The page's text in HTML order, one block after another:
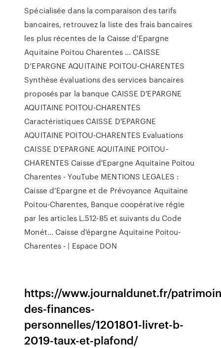
Spécialisée dans la comparaison des tarifs
bancaires, retrouvez la liste des frais bancaires
les plus récentes de la Caisse d'Epargne
Aquitaine Poitou Charentes ... CAISSE
D’EPARGNE AQUITAINE POITOU-CHARENTES
Synthèse évaluations des services bancaires
proposés par la banque CAISSE D'EPARGNE
AQUITAINE POITOU-CHARENTES
Caractéristiques CAISSE D'EPARGNE
AQUITAINE POITOU-CHARENTES Evaluations
CAISSE D'EPARGNE AQUITAINE POITOU-
CHARENTES Caisse d'Epargne Aquitaine Poitou
Charentes - YouTube MENTIONS LEGALES :
Caisse d’Epargne et de Prévoyance Aquitaine
Poitou-Charentes, Banque coopérative régie
par les articles L.512-85 et suivants du Code
Monét... Caisse d'épargne Aquitaine Poitou-
Charentes - | Espace DON
https://www.journaldunet.fr/
des-finances-
personnelles/1201801-livret-b-
2019-taux-et-plafond/